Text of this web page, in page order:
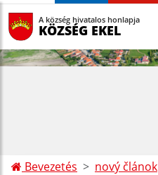
A község hivatalos honlapja
KÖZSÉG EKEL
Bevezetés nový článok